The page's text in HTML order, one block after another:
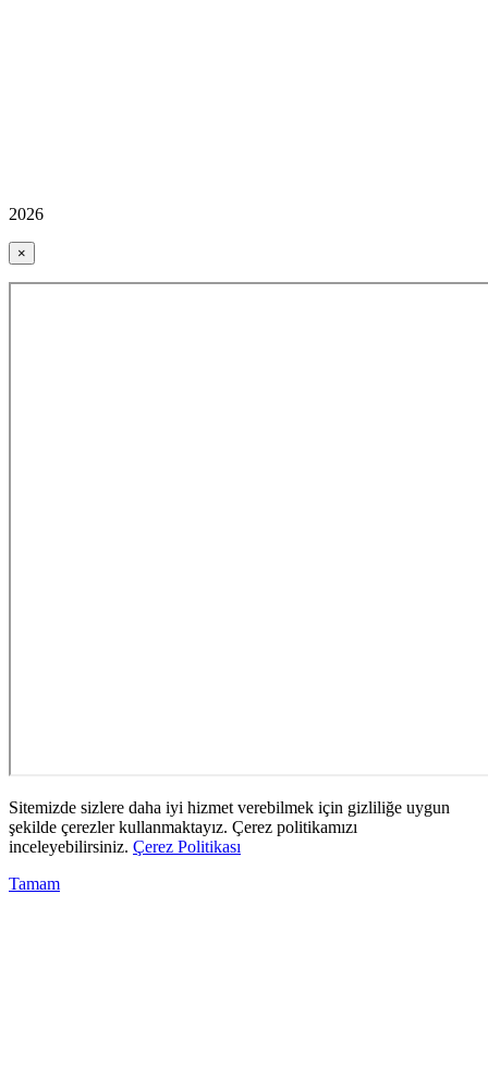
2026
×
Sitemizde sizlere daha iyi hizmet verebilmek için gizliliğe uygun
şekilde çerezler kullanmaktayız. Çerez politikamızı
inceleyebilirsiniz. Çerez Politikası
Tamam